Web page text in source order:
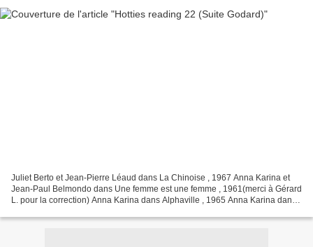
Juliet Berto et Jean-Pierre Léaud dans La Chinoise , 1967 Anna Karina et
Jean-Paul Belmondo dans Une femme est une femme , 1961(merci à Gérard
L. pour la correction) Anna Karina dans Alphaville , 1965 Anna Karina dans